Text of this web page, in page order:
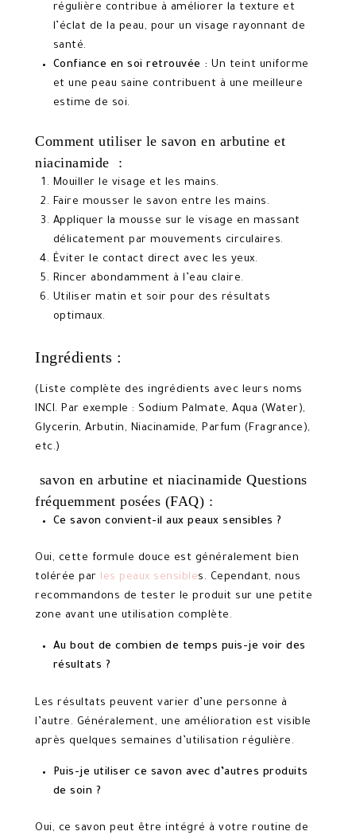
régulière contribue à améliorer la texture et
l’éclat de la peau, pour un visage rayonnant de
santé.
Confiance en soi retrouvée : Un teint uniforme
et une peau saine contribuent à une meilleure
estime de soi.
Comment utiliser le savon en arbutine et
niacinamide :
Mouiller le visage et les mains.
Faire mousser le savon entre les mains.
Appliquer la mousse sur le visage en massant
délicatement par mouvements circulaires.
Éviter le contact direct avec les yeux.
Rincer abondamment à l’eau claire.
Utiliser matin et soir pour des résultats
optimaux.
Ingrédients :
(Liste complète des ingrédients avec leurs noms
INCI. Par exemple : Sodium Palmate, Aqua (Water),
Glycerin, Arbutin, Niacinamide, Parfum (Fragrance),
etc.)
savon en arbutine et niacinamide Questions
fréquemment posées (FAQ) :
Ce savon convient-il aux peaux sensibles ?
Oui, cette formule douce est généralement bien
tolérée par les peaux sensibles. Cependant, nous
recommandons de tester le produit sur une petite
zone avant une utilisation complète.
Au bout de combien de temps puis-je voir des
résultats ?
Les résultats peuvent varier d’une personne à
l’autre. Généralement, une amélioration est visible
après quelques semaines d’utilisation régulière.
Puis-je utiliser ce savon avec d’autres produits
de soin ?
Oui, ce savon peut être intégré à votre routine de